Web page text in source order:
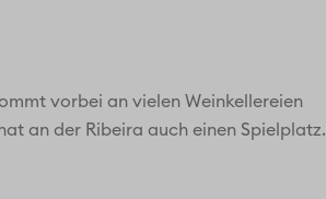
vorbei an vielen Weinkellereien
an der Ribeira auch einen Spielplatz.